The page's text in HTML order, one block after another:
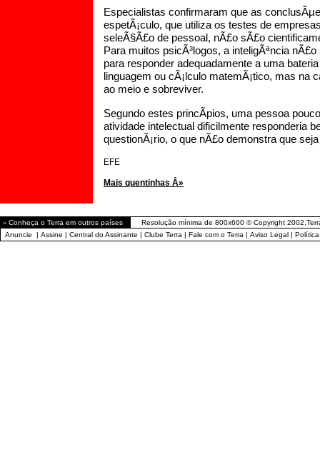
Especialistas confirmaram que as
espetÃ¡culo, que utiliza os testes de
seleÃ§Ã£o de pessoal, nÃ£o sÃ£o
Para muitos psicÃ³logos, a inteligÃªncia
para responder adequadamente a uma
linguagem ou cÃ¡lculo matemÃ¡tico, mas na
ao meio e sobreviver.
Segundo estes princÃ­pios, uma pessoa
atividade intelectual dificilmente responderia
questionÃ¡rio, o que nÃ£o demonstra que
EFE
Mais quentinhas Â»
» Conheça o Terra em outros países
Resolução mínima de 800x600 © Copyright
Anuncie | Assine | Central do Assinante | Clube Terra | Fale com o Terra | Aviso Legal |